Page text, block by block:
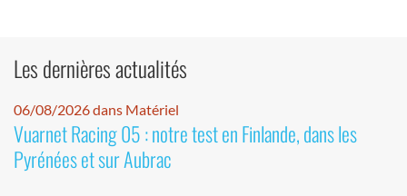
Les dernières actualités
06/08/2026 dans Matériel
Vuarnet Racing 05 : notre test en Finlande, dans les
Pyrénées et sur Aubrac